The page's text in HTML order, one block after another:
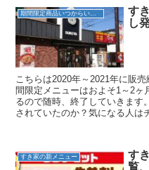
期間限定商品いつからいつまで？
す
し
こちらは2020年～2021年に販
間限定メニューはおよそ1～2ヶ
るので随時、終了していきます
されていたのか？気になる人は
すき家の新メニュー
す
覧